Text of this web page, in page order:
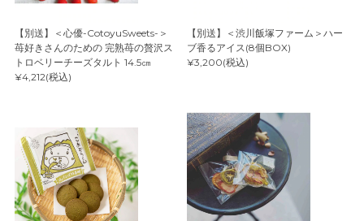
【別送】＜心優-CotoyuSweets-＞
苺好きさんのための 完熟苺の贅沢ス
トロベリーチーズタルト 14.5㎝
¥4,212(税込)
【別送】＜渋川飯塚ファーム＞ハー
ブ香るアイス(8個BOX)
¥3,200(税込)